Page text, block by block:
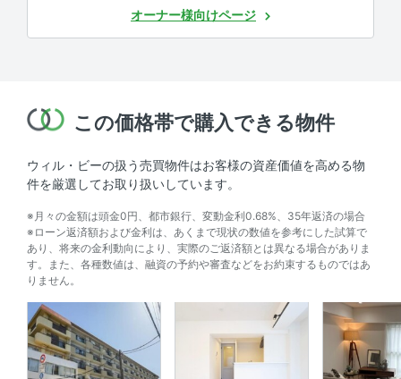
オーナー様向けページ
この価格帯で購入できる物件
ウィル・ビーの扱う売買物件はお客様の資産価値を高める物
件を厳選してお取り扱いしています。
※月々の金額は頭金0円、都市銀行、変動金利0.68%、35年返済の場合
※ローン返済額および金利は、あくまで現状の数値を参考にした試算で
あり、将来の金利動向により、実際のご返済額とは異なる場合がありま
す。また、各種数値は、融資の予約や審査などをお約束するものではあ
りません。